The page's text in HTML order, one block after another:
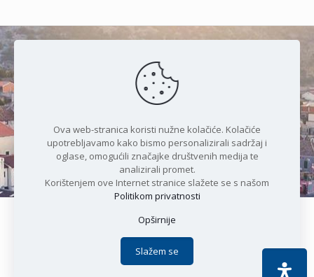
Čudesan spoj kristalnog mora i
prirode
Copyright © 2021 Općina Karlobag | Sva prava pridržana |
Politika privatnosti
Apoc IT
Ova web-stranica koristi nužne kolačiće. Kolačiće
upotrebljavamo kako bismo personalizirali sadržaj i
oglase, omogućili značajke društvenih medija te
analizirali promet.
Korištenjem ove Internet stranice slažete se s našom
Politikom privatnosti
Opširnije
Slažem se